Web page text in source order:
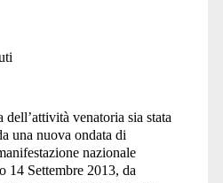
venatoria sia stata
una nuova ondata di
nazionale
14 Settembre 2013, da